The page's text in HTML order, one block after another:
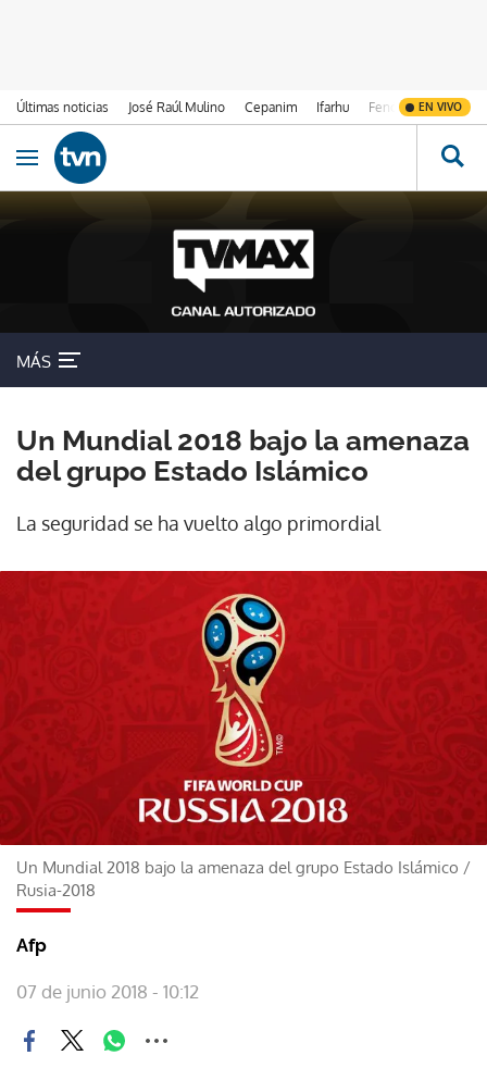
Últimas noticias José Raúl Mulino Cepanim Ifarhu Fenómeno de El
EN VIVO
Ir al contenido
Obrir navegació
MÁS
Un Mundial 2018 bajo la amenaza
del grupo Estado Islámico
La seguridad se ha vuelto algo primordial
Un Mundial 2018 bajo la amenaza del grupo Estado Islámico /
Rusia-2018
Afp
07 de junio 2018 - 10:12